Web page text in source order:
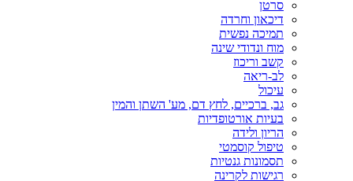
סרטן
דיכאון וחרדה
תמיכה נפשית
מוח ונדודי שינה
קשב וריכוז
לב-ריאה
עיכול
גב, ברכיים, לחץ דם, מע' השתן והמין
בעיות אורטופדיות
הריון ולידה
טיפול קוסמטי
תסמונות גנטיות
רגישות לקרינה